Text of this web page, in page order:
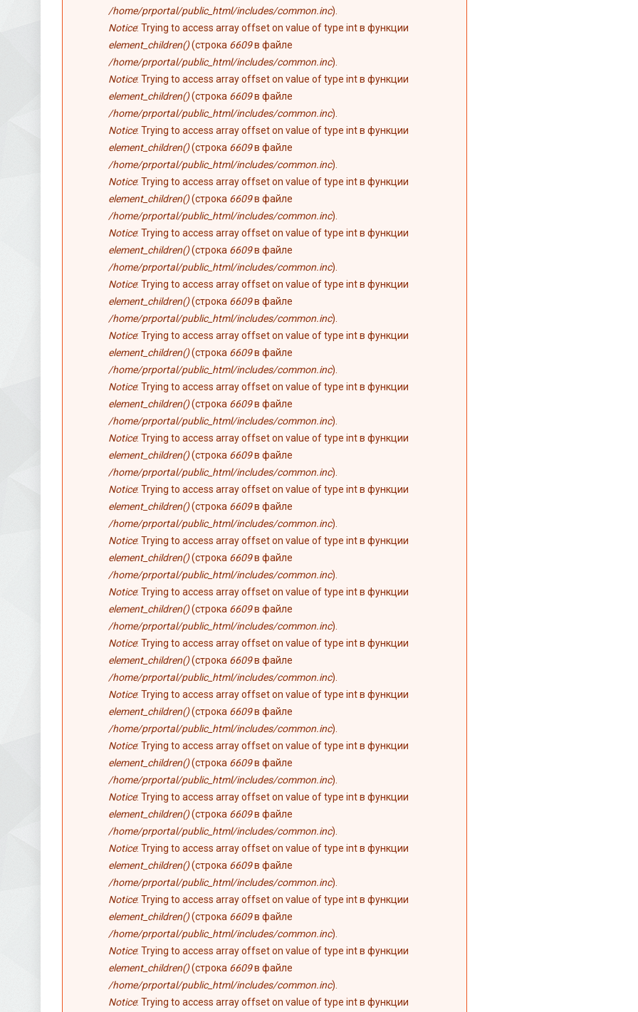
/home/prportal/public_html/includes/common.inc).
Notice: Trying to access array offset on value of type int в функции
element_children()(строка 6609в файле
/home/prportal/public_html/includes/common.inc).
Notice: Trying to access array offset on value of type int в функции
element_children()(строка 6609в файле
/home/prportal/public_html/includes/common.inc).
Notice: Trying to access array offset on value of type int в функции
element_children()(строка 6609в файле
/home/prportal/public_html/includes/common.inc).
Notice: Trying to access array offset on value of type int в функции
element_children()(строка 6609в файле
/home/prportal/public_html/includes/common.inc).
Notice: Trying to access array offset on value of type int в функции
element_children()(строка 6609в файле
/home/prportal/public_html/includes/common.inc).
Notice: Trying to access array offset on value of type int в функции
element_children()(строка 6609в файле
/home/prportal/public_html/includes/common.inc).
Notice: Trying to access array offset on value of type int в функции
element_children()(строка 6609в файле
/home/prportal/public_html/includes/common.inc).
Notice: Trying to access array offset on value of type int в функции
element_children()(строка 6609в файле
/home/prportal/public_html/includes/common.inc).
Notice: Trying to access array offset on value of type int в функции
element_children()(строка 6609в файле
/home/prportal/public_html/includes/common.inc).
Notice: Trying to access array offset on value of type int в функции
element_children()(строка 6609в файле
/home/prportal/public_html/includes/common.inc).
Notice: Trying to access array offset on value of type int в функции
element_children()(строка 6609в файле
/home/prportal/public_html/includes/common.inc).
Notice: Trying to access array offset on value of type int в функции
element_children()(строка 6609в файле
/home/prportal/public_html/includes/common.inc).
Notice: Trying to access array offset on value of type int в функции
element_children()(строка 6609в файле
/home/prportal/public_html/includes/common.inc).
Notice: Trying to access array offset on value of type int в функции
element_children()(строка 6609в файле
/home/prportal/public_html/includes/common.inc).
Notice: Trying to access array offset on value of type int в функции
element_children()(строка 6609в файле
/home/prportal/public_html/includes/common.inc).
Notice: Trying to access array offset on value of type int в функции
element_children()(строка 6609в файле
/home/prportal/public_html/includes/common.inc).
Notice: Trying to access array offset on value of type int в функции
element_children()(строка 6609в файле
/home/prportal/public_html/includes/common.inc).
Notice: Trying to access array offset on value of type int в функции
element_children()(строка 6609в файле
/home/prportal/public_html/includes/common.inc).
Notice: Trying to access array offset on value of type int в функции
element_children()(строка 6609в файле
/home/prportal/public_html/includes/common.inc).
Notice: Trying to access array offset on value of type int в функции